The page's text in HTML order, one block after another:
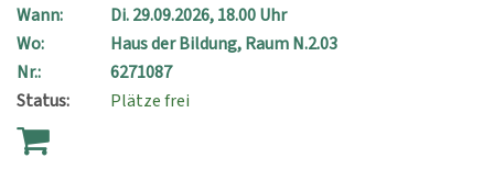
Wann:
Di.29.09.2026, 18.00 Uhr
Wo:
Haus der Bildung, Raum N.2.03
Nr.:
6271087
Status:
Plätze frei